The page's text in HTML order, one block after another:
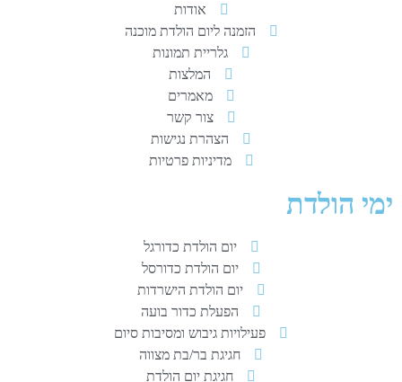
אודות
הזמנה ליום הולדת מוכנה
גלריית תמונות
המלצות
מאמרים
צור קשר
הצהרת נגישות
מדיניות פרטיות
ימי הולדת
יום הולדת כדורגל
יום הולדת כדורסל
יום הולדת הישרדות
הפעלת כדור בועה
פעילויות גיבוש ומסיבות סיום
חגיגת בר/בת מצווה
חגיגת יום הולדת